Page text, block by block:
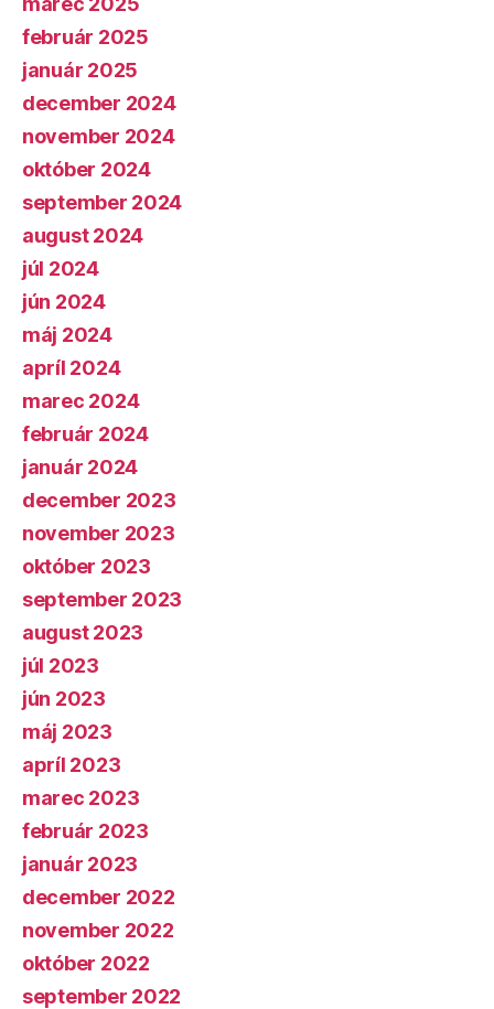
február 2025
január 2025
december 2024
november 2024
október 2024
september 2024
august 2024
júl 2024
jún 2024
máj 2024
apríl 2024
marec 2024
február 2024
január 2024
december 2023
november 2023
október 2023
september 2023
august 2023
júl 2023
jún 2023
máj 2023
apríl 2023
marec 2023
február 2023
január 2023
december 2022
november 2022
október 2022
september 2022